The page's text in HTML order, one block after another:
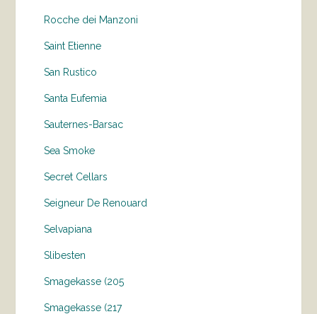
Rocche dei Manzoni
Saint Etienne
San Rustico
Santa Eufemia
Sauternes-Barsac
Sea Smoke
Secret Cellars
Seigneur De Renouard
Selvapiana
Slibesten
Smagekasse (205
Smagekasse (217